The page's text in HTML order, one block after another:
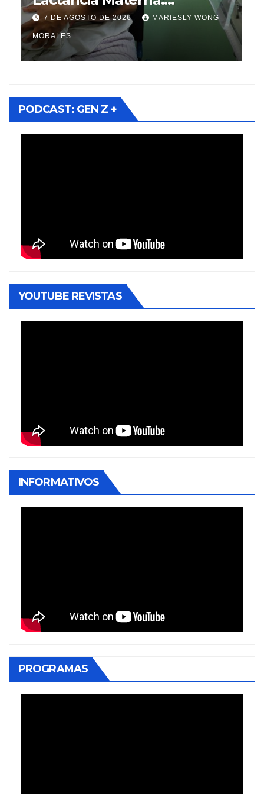
beneficios y cuidados
esenciales en recién nacidos
pretérmino
7 DE AGOSTO DE 2026 MARIESLY WONG
MORALES
PODCAST: GEN Z +
YOUTUBE REVISTAS
INFORMATIVOS
PROGRAMAS